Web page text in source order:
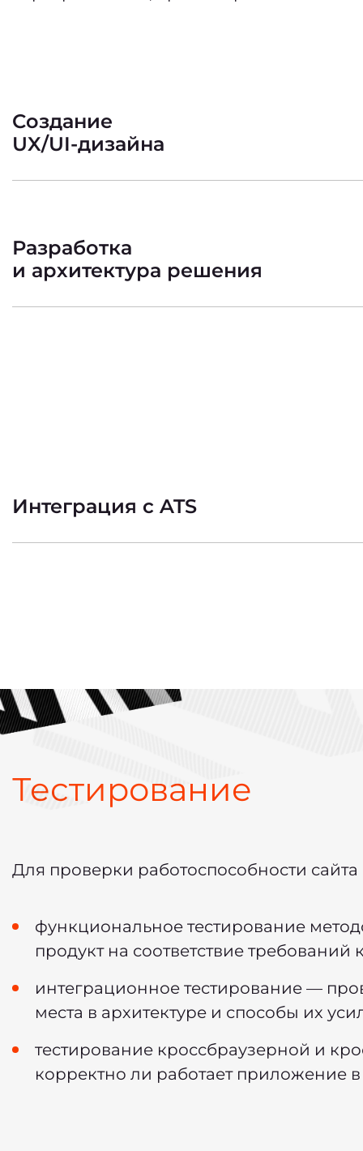
Создание
UX/UI-дизайна
Разработка
и архитектура решения
Интеграция с ATS
Тестирование
Для проверки работоспособности
функциональное тестирование
продукт на соответствие
интеграционное тестирование —
места в архитектуре и способы их
тестирование кроссбраузерной и
корректно ли работает приложение